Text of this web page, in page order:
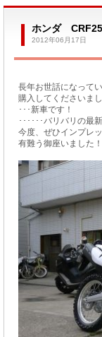
ホンダ
2012年06月17日
長年お世話になって
購入してくださいまし
･･･新車です！
･･････バリバリの最
今度、ぜひインプレ
有難う御座いました！